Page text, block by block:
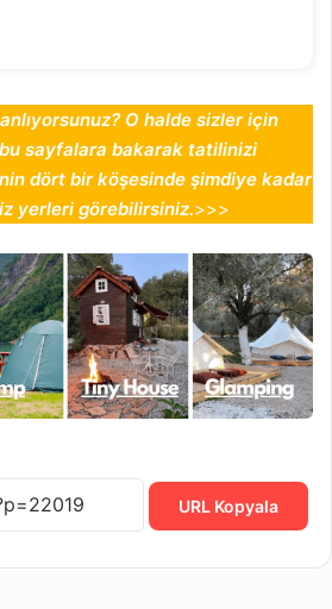
O halde sizler için
bu sayfalara bakarak tatilinizi
dört bir köşesinde şimdiye kadar
yerleri görebilirsiniz.>>>
URL Kopyala